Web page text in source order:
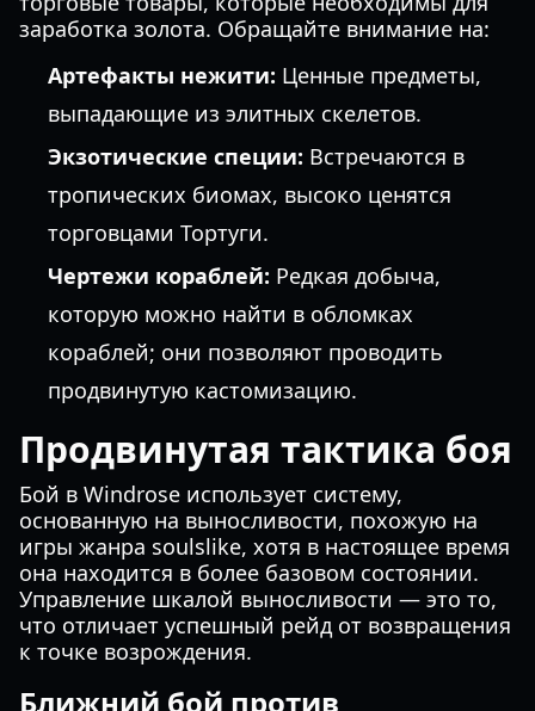
заработка золота. Обращайте внимание на:
Артефакты нежити: Ценные предметы,
выпадающие из элитных скелетов.
Экзотические специи: Встречаются в
тропических биомах, высоко ценятся
торговцами Тортуги.
Чертежи кораблей: Редкая добыча,
которую можно найти в обломках
кораблей; они позволяют проводить
продвинутую кастомизацию.
Продвинутая тактика боя
Бой в Windrose использует систему,
основанную на выносливости, похожую на
игры жанра soulslike, хотя в настоящее время
она находится в более базовом состоянии.
Управление шкалой выносливости — это то,
что отличает успешный рейд от возвращения
к точке возрождения.
Ближний бой против